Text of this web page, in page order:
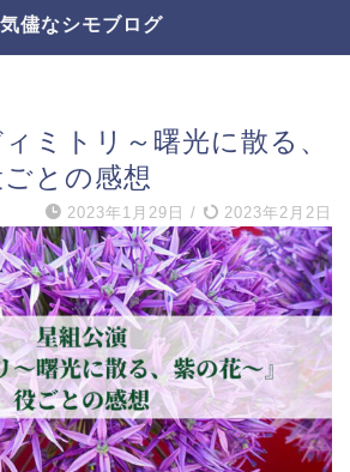
気儘なシモブログ
ミトリ～曙光に散る、
との感想
2023年1月29日 / 2023年2月2日